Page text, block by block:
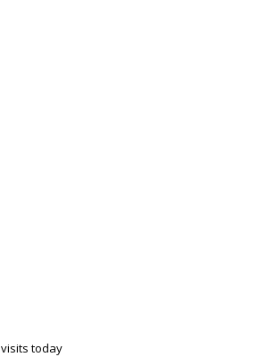
visits today